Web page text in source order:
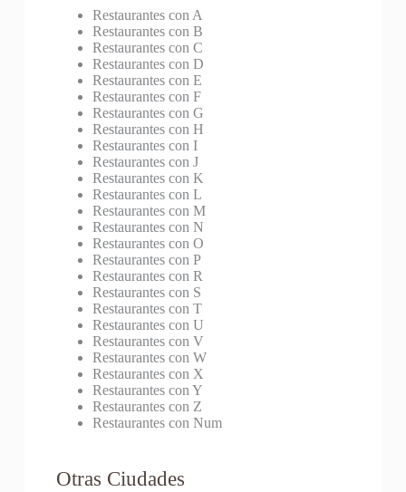
Restaurantes con A
Restaurantes con B
Restaurantes con C
Restaurantes con D
Restaurantes con E
Restaurantes con F
Restaurantes con G
Restaurantes con H
Restaurantes con I
Restaurantes con J
Restaurantes con K
Restaurantes con L
Restaurantes con M
Restaurantes con N
Restaurantes con O
Restaurantes con P
Restaurantes con R
Restaurantes con S
Restaurantes con T
Restaurantes con U
Restaurantes con V
Restaurantes con W
Restaurantes con X
Restaurantes con Y
Restaurantes con Z
Restaurantes con Num
Otras Ciudades